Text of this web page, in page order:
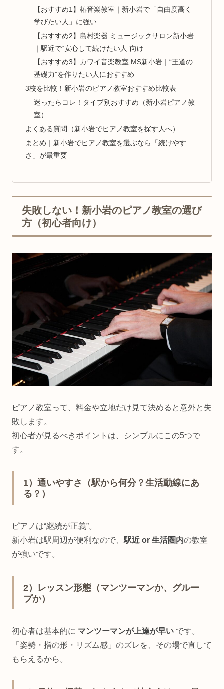
【おすすめ1】椿音楽教室｜新小岩で「自由度高く
学びたい人」に強い
【おすすめ2】島村楽器 ミュージックサロン新小岩
｜駅近で“安心して続けたい人”向け
【おすすめ3】カワイ音楽教室 MS新小岩｜“王道の
基礎力”を作りたい人におすすめ
3校を比較！新小岩のピアノ教室おすすめ比較表
迷ったらコレ！タイプ別おすすめ（新小岩ピアノ教
室）
よくある質問（新小岩でピアノ教室を探す人へ）
まとめ｜新小岩でピアノ教室を選ぶなら「続けやす
さ」が最重要
失敗しない！新小岩のピアノ教室の選び
方（初心者向け）
ピアノ教室って、料金や立地だけ見て決めると意外と失
敗します。
初心者が見るべきポイントは、シンプルにこの5つで
す。
1）通いやすさ（駅から何分？生活動線にあ
る？）
ピアノは“継続が正義”。
新小岩は駅周辺が便利なので、 駅近 or 生活圏内の教室
が強いです。
2）レッスン形態（マンツーマンか、グルー
プか）
初心者は基本的に マンツーマンが上達が早い です。
「姿勢・指の形・リズム感」のズレを、その場で直して
もらえるから。